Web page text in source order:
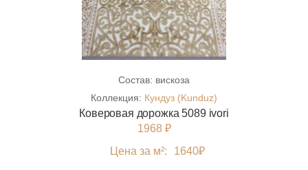
Состав: вискоза
Коллекция: Кундуз (Kunduz)
Коверовая дорожка 5089 ivori
1968 ₽
Цена за м²:
1640₽